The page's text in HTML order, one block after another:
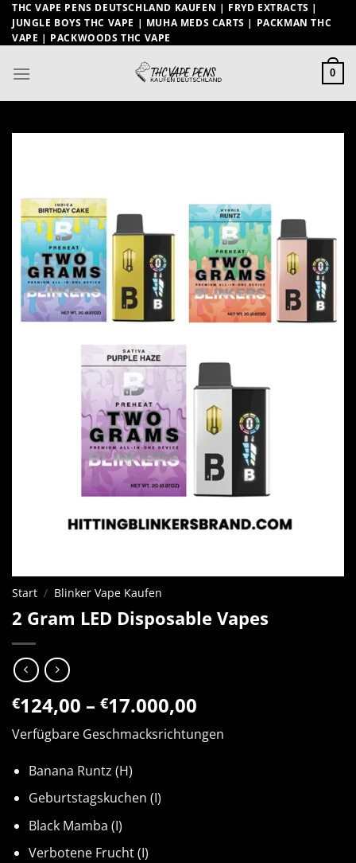
Zum
Inhalt
springen
THC VAPE PENS DEUTSCHLAND KAUFEN | FRYD EXTRACTS |
JUNGLE BOYS THC VAPE | MUHA MEDS CARTS | PACKMAN THC
VAPE | PACKWOODS THC VAPE
0
Start / Blinker Vape Kaufen
2 Gram LED Disposable Vapes
€124,00 – €17.000,00
bis
Verfügbare Geschmacksrichtungen
Banana Runtz (H)
Geburtstagskuchen (I)
Black Mamba (I)
Verbotene Frucht (I)